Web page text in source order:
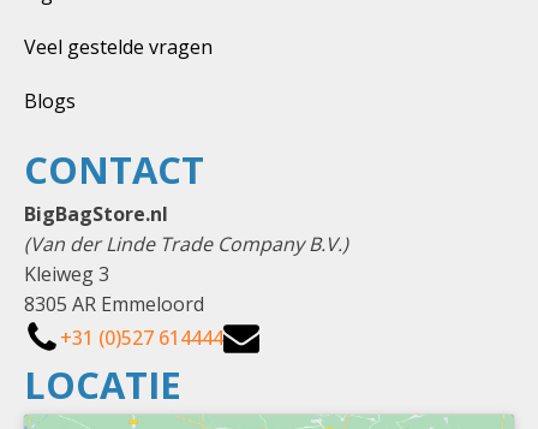
Veel gestelde vragen
Blogs
LOCATIE
CONTACT
BigBagStore.nl
(Van der Linde Trade Company B.V.)
Kleiweg 3
8305 AR Emmeloord
+31 (0)527 614444